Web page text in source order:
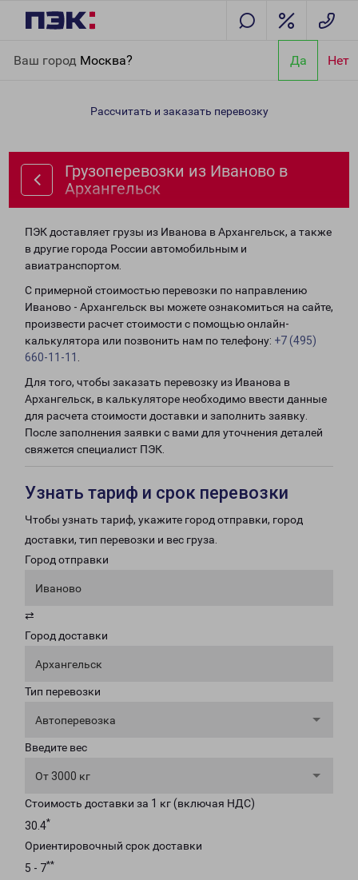
Ваш город Москва? Да Нет
Архангельск
Рассчитать и заказать перевозку
Грузоперевозки из Иваново в
Архангельск
ПЭК доставляет грузы из Иванова в Архангельск, а также
в другие города России автомобильным и
авиатранспортом.
С примерной стоимостью перевозки по направлению
Иваново - Архангельск вы можете ознакомиться на сайте,
произвести расчет стоимости с помощью онлайн-
калькулятора или позвонить нам по телефону: +7 (495)
660-11-11
Для того, чтобы заказать перевозку из Иванова в
Архангельск, в калькуляторе необходимо ввести данные
для расчета стоимости доставки и заполнить заявку.
После заполнения заявки с вами для уточнения деталей
свяжется специалист ПЭК.
Узнать тариф и срок перевозки
Чтобы узнать тариф, укажите город отправки, город
доставки, тип перевозки и вес груза.
Город отправки
Иваново
⇄
Город доставки
Архангельск
Тип перевозки
Автоперевозка
Введите вес
От 3000 кг
Стоимость доставки за 1 кг (включая НДС)
30.4*
Ориентировочный срок доставки
5 - 7**